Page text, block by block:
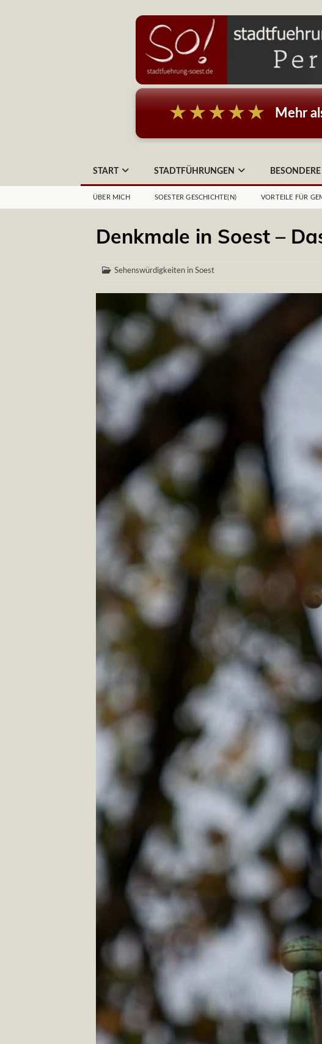
★★★★★ Mehr
START STADTFÜHRUNGEN
ÜBER MICH SOESTER GESCHICHTE(N) VORTEILE FÜR
Denkmale in Soest –
Sehenswürdigkeiten in Soest